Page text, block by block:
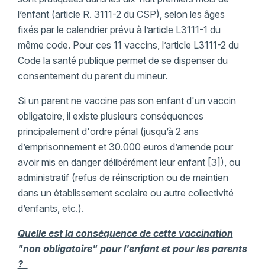
l’enfant (article R. 3111-2 du CSP), selon les âges
fixés par le calendrier prévu à l’article L3111-1 du
même code. Pour ces 11 vaccins, l’article L3111-2 du
Code la santé publique permet de se dispenser du
consentement du parent du mineur.
Si un parent ne vaccine pas son enfant d'un vaccin
obligatoire, il existe plusieurs conséquences
principalement d'ordre pénal (jusqu’à 2 ans
d’emprisonnement et 30.000 euros d’amende pour
avoir mis en danger délibérément leur enfant [3]), ou
administratif (refus de réinscription ou de maintien
dans un établissement scolaire ou autre collectivité
d’enfants, etc.).
Quelle est la conséquence de cette vaccination
"non obligatoire" pour l'enfant et pour les parents
?